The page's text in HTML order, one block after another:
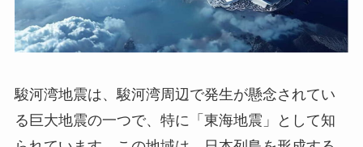
駿河湾地震は、駿河湾周辺で発生が懸念されてい
る巨大地震の一つで、特に「東海地震」として知